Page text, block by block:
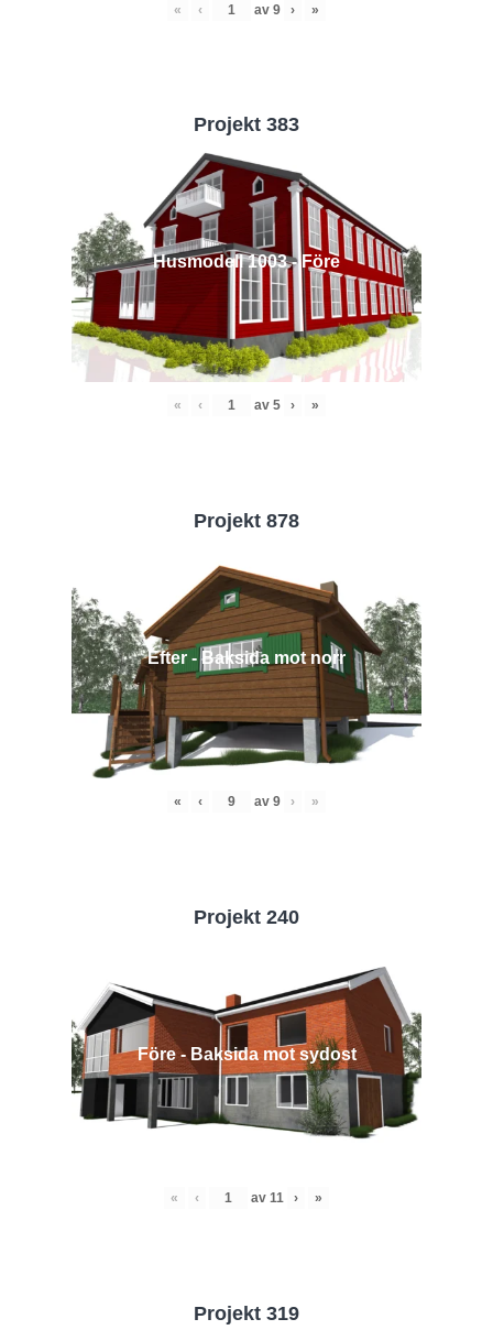
« ‹ av 9 › »
Projekt 383
Husmodell 1003 - Före
« ‹ av 5 › »
Projekt 878
Efter - Baksida mot norr
« ‹ av 9 › »
Projekt 240
Före - Baksida mot sydost
« ‹ av 11 › »
Projekt 319